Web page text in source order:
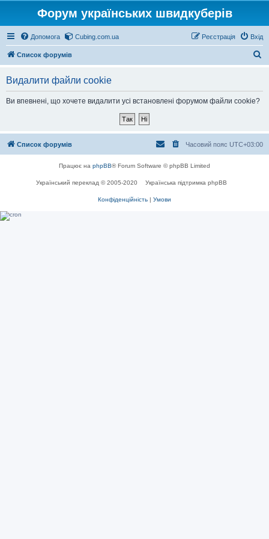
Форум українських швидкуберів
Допомога Cubing.com.ua Вхід
Реєстрація
Список форумів
Видалити файли cookie
Ви впевнені, що хочете видалити усі встановлені форумом файли cookie?
Список форумів Часовий пояс UTC+03:00
Працює на phpBB® Forum Software © phpBB Limited
Український переклад © 2005-2020 Українська підтримка phpBB
Конфіденційність | Умови